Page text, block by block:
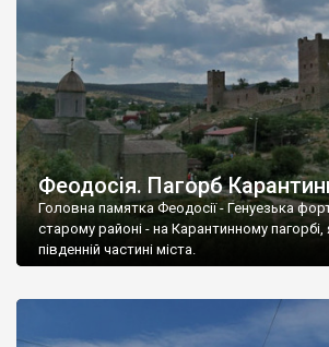
Феодосія. Пагорб
Головна памятка Феодосії - Генуезька
старому районі - на Карантинному пагорбі,
південній частині міста.